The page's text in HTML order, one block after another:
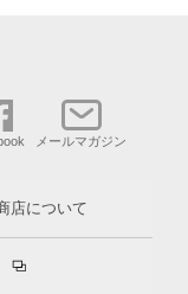
メールマガジン
店について